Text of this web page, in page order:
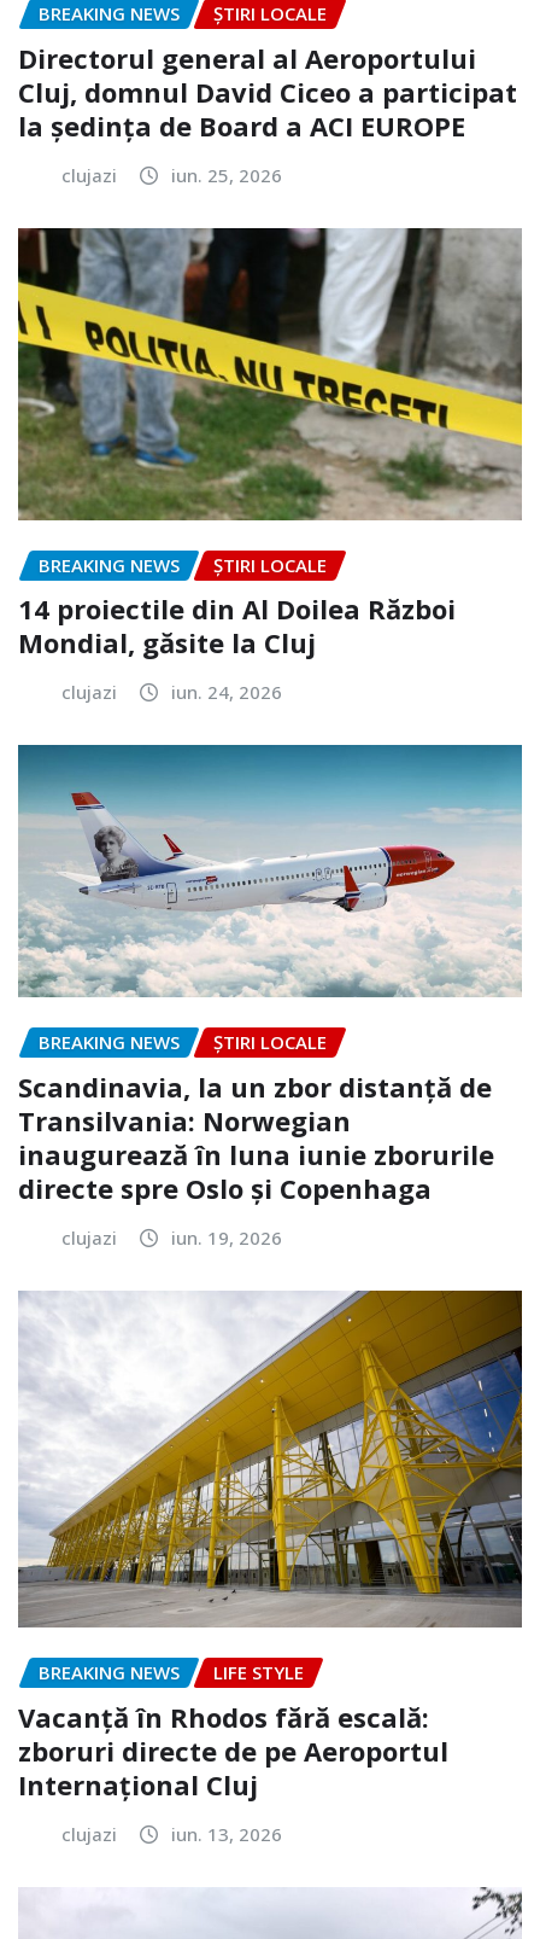
BREAKING NEWS ȘTIRI LOCALE
Directorul general al Aeroportului
Cluj, domnul David Ciceo a participat
la ședința de Board a ACI EUROPE
clujazi iun. 25, 2026
BREAKING NEWS ȘTIRI LOCALE
14 proiectile din Al Doilea Război
Mondial, găsite la Cluj
clujazi iun. 24, 2026
BREAKING NEWS ȘTIRI LOCALE
Scandinavia, la un zbor distanță de
Transilvania: Norwegian
inaugurează în luna iunie zborurile
directe spre Oslo și Copenhaga
clujazi iun. 19, 2026
BREAKING NEWS LIFE STYLE
Vacanță în Rhodos fără escală:
zboruri directe de pe Aeroportul
Internațional Cluj
clujazi iun. 13, 2026